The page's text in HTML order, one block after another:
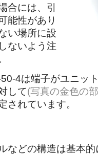
合には、引
能性があり
い場所に設
ないよう注
4は端子がユニッ
して(写真の金色の
されています。
などの構造は基本